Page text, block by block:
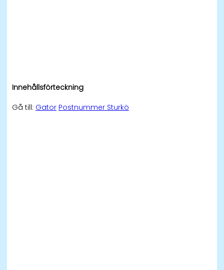
Innehållsförteckning
Gå till: Gator Postnummer Sturkö